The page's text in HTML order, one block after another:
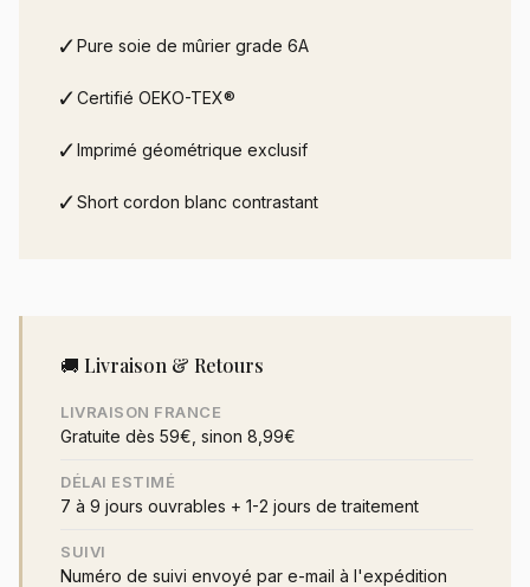
✓Pure soie de mûrier grade 6A
✓Certifié OEKO-TEX®
✓Imprimé géométrique exclusif
✓Short cordon blanc contrastant
🚚 Livraison & Retours
LIVRAISON FRANCE
Gratuite dès 59€, sinon 8,99€
DÉLAI ESTIMÉ
7 à 9 jours ouvrables + 1-2 jours de traitement
SUIVI
Numéro de suivi envoyé par e-mail à l'expédition